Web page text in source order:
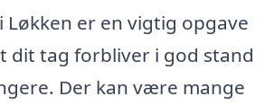
Løkken er en vigtig opgave
dit tag forbliver i god stand
Der kan være mange